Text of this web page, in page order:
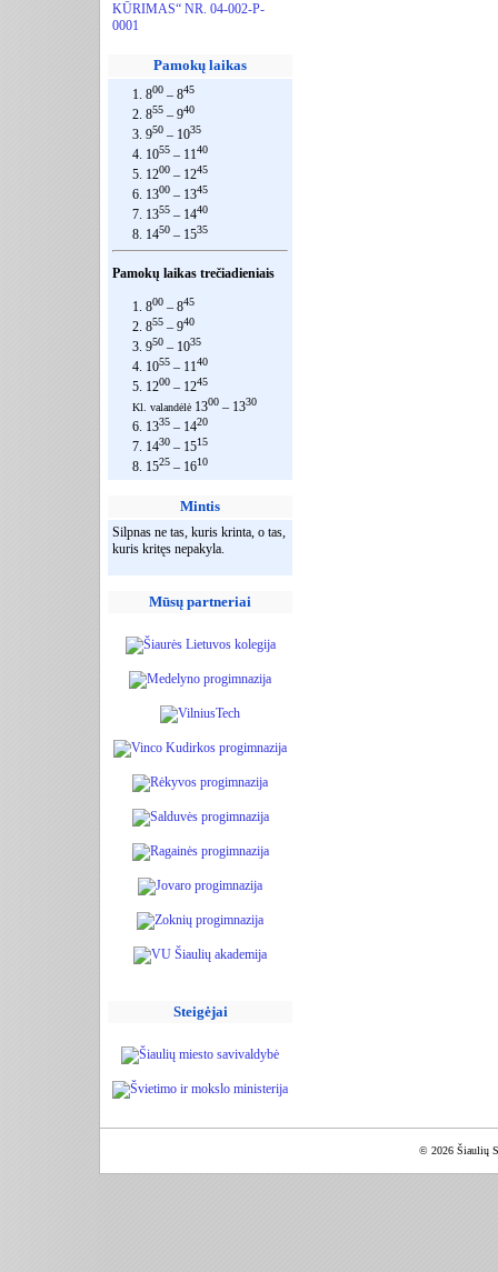
Pamokų laikas
1. 800 – 845
2. 855 – 940
3. 950 – 1035
4. 1055 – 1140
5. 1200 – 1245
6. 1300 – 1345
7. 1355 – 1440
8. 1450 – 1535
Pamokų laikas trečiadieniais
1. 800 – 845
2. 855 – 940
3. 950 – 1035
4. 1055 – 1140
5. 1200 – 1245
Kl. valandėlė 1300 – 1330
6. 1335 – 1420
7. 1430 – 1515
8. 1525 – 1610
Mintis
Silpnas ne tas, kuris krinta, o tas,
kuris kritęs nepakyla.
Mūsų partneriai
Steigėjai
© 2026 Šiaulių